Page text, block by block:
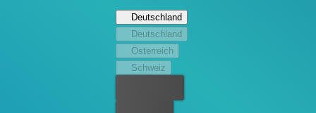
Durch seinen Einfluss fasst Alex endlich den Mut, sich um
ein Vortanzen beim Pittsburgh Conservatory of Dance and
Repertory zu bewerben. Wird sie die Juroren überzeugen
und endlich ihren Traum vom Tanzen verwirklichen
Deutschland
Deutschland
Österreich
Schweiz